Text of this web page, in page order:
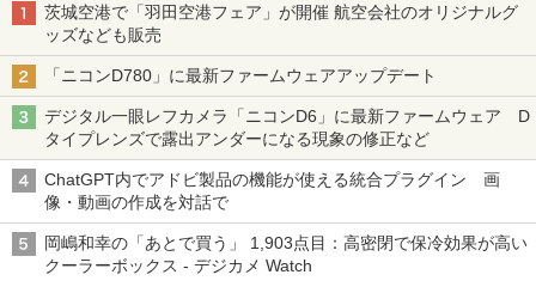
茨城空港で「羽田空港フェア」が開催 航空会社のオリジナルグ
ッズなども販売
「ニコンD780」に最新ファームウェアアップデート
デジタル一眼レフカメラ「ニコンD6」に最新ファームウェア D
タイプレンズで露出アンダーになる現象の修正など
ChatGPT内でアドビ製品の機能が使える統合プラグイン 画
像・動画の作成を対話で
岡嶋和幸の「あとで買う」 1,903点目：高密閉で保冷効果が高い
クーラーボックス - デジカメ Watch